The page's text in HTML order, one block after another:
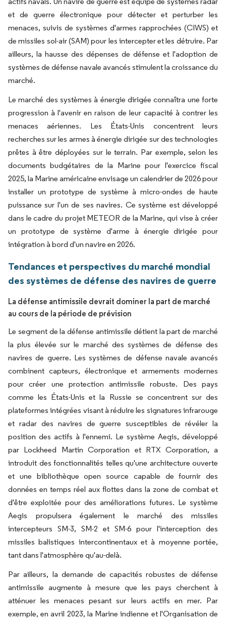
et de guerre électronique pour détecter et perturber les
menaces, suivis de systèmes d'armes rapprochées (CIWS) et
de missiles sol-air (SAM) pour les intercepter et les détruire. Par
ailleurs, la hausse des dépenses de défense et l'adoption de
systèmes de défense navale avancés stimulent la croissance du
marché.
Le marché des systèmes à énergie dirigée connaîtra une forte
progression à l'avenir en raison de leur capacité à contrer les
menaces aériennes. Les États-Unis concentrent leurs
recherches sur les armes à énergie dirigée sur des technologies
prêtes à être déployées sur le terrain. Par exemple, selon les
documents budgétaires de la Marine pour l'exercice fiscal
2025, la Marine américaine envisage un calendrier de 2026 pour
installer un prototype de système à micro-ondes de haute
puissance sur l'un de ses navires. Ce système est développé
dans le cadre du projet METEOR de la Marine, qui vise à créer
un prototype de système d'arme à énergie dirigée pour
intégration à bord d'un navire en 2026.
Tendances et perspectives du marché mondial
des systèmes de défense des navires de guerre
La défense antimissile devrait dominer la part de marché
au cours de la période de prévision
Le segment de la défense antimissile détient la part de marché
la plus élevée sur le marché des systèmes de défense des
navires de guerre. Les systèmes de défense navale avancés
combinent capteurs, électronique et armements modernes
pour créer une protection antimissile robuste. Des pays
comme les États-Unis et la Russie se concentrent sur des
plateformes intégrées visant à réduire les signatures infrarouge
et radar des navires de guerre susceptibles de révéler la
position des actifs à l'ennemi. Le système Aegis, développé
par Lockheed Martin Corporation et RTX Corporation, a
introduit des fonctionnalités telles qu'une architecture ouverte
et une bibliothèque open source capable de fournir des
données en temps réel aux flottes dans la zone de combat et
d'être exploitée pour des améliorations futures. Le système
Aegis propulsera également le marché des missiles
intercepteurs SM-3, SM-2 et SM-6 pour l'interception des
missiles balistiques intercontinentaux et à moyenne portée,
tant dans l'atmosphère qu'au-delà.
Par ailleurs, la demande de capacités robustes de défense
antimissile augmente à mesure que les pays cherchent à
atténuer les menaces pesant sur leurs actifs en mer. Par
exemple, en avril 2023, la Marine indienne et l'Organisation de